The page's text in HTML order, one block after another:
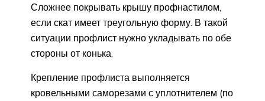
Сложнее покрывать крышу профнастилом,
если скат имеет треугольную форму. В такой
ситуации профлист нужно укладывать по обе
стороны от конька.
Крепление профлиста выполняется
кровельными саморезами с уплотнителем (по